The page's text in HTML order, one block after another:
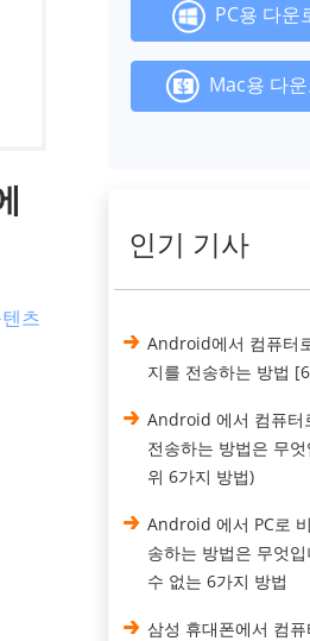
츠
PC용 다운
Mac용 다운
인기 기사
Android에서 컴퓨터
지를 전송하는 방법
Android 에서 컴퓨터
전송하는 방법은 무
위 6가지 방법)
Android 에서 PC로
송하는 방법은 무엇입
수 없는 6가지 방법
삼성 휴대폰에서 컴